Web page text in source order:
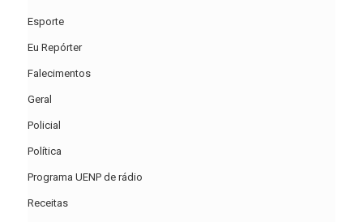
Esporte
Eu Repórter
Falecimentos
Geral
Policial
Política
Programa UENP de rádio
Receitas